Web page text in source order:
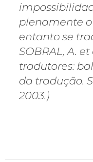
plenamente o
entanto se
SOBRAL, A.
tradutores:
da tradução.
2003.)